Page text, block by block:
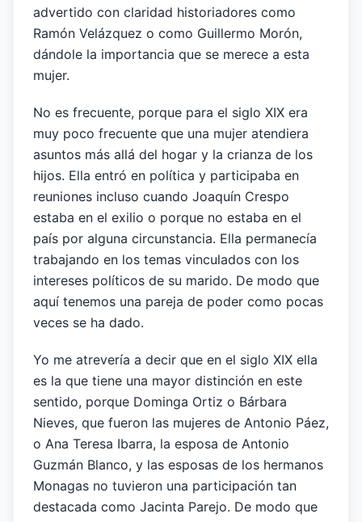
advertido con claridad historiadores como
Ramón Velázquez o como Guillermo Morón,
dándole la importancia que se merece a esta
mujer.
No es frecuente, porque para el siglo XIX era
muy poco frecuente que una mujer atendiera
asuntos más allá del hogar y la crianza de los
hijos. Ella entró en política y participaba en
reuniones incluso cuando Joaquín Crespo
estaba en el exilio o porque no estaba en el
país por alguna circunstancia. Ella permanecía
trabajando en los temas vinculados con los
intereses políticos de su marido. De modo que
aquí tenemos una pareja de poder como pocas
veces se ha dado.
Yo me atrevería a decir que en el siglo XIX ella
es la que tiene una mayor distinción en este
sentido, porque Dominga Ortiz o Bárbara
Nieves, que fueron las mujeres de Antonio Páez,
o Ana Teresa Ibarra, la esposa de Antonio
Guzmán Blanco, y las esposas de los hermanos
Monagas no tuvieron una participación tan
destacada como Jacinta Parejo. De modo que